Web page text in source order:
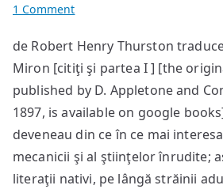
1 Commenton
istorie
a
evoluţiei
maşinii
cu
[II]
de Robert Henry Thurston
Miron [citiţi şi partea I ] [the
published by D. Appletone and
1897, is available on google
deveneau din ce în ce mai
mecanicii şi al ştiinţelor înrudite;
literaţii nativi, pe lângă străinii